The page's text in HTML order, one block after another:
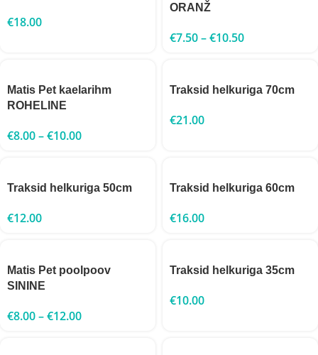
€18.00
ORANŽ
€7.50–€10.50
Matis Pet kaelarihm
ROHELINE
€8.00–€10.00
Traksid helkuriga 70cm
€21.00
Traksid helkuriga 50cm
€12.00
Traksid helkuriga 60cm
€16.00
Matis Pet poolpoov
SININE
€8.00–€12.00
Traksid helkuriga 35cm
€10.00